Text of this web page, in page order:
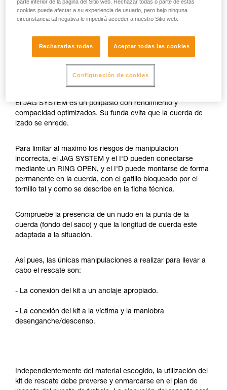
El JAG SYSTEM es un polipasto con rendimiento y
compacidad optimizados. Su funda evita que la cuerda de
izado se enrede.
Para limitar al máximo los riesgos de manipulación
incorrecta, el JAG SYSTEM y el I'D pueden conectarse
mediante un RING OPEN, y el I'D puede montarse de forma
permanente en la cuerda, con el gatillo bloqueado por el
tornillo tal y como se describe en la ficha técnica.
Compruebe la presencia de un nudo en la punta de la
cuerda (fondo del saco) y que la longitud de cuerda esté
adaptada a la situación.
Así pues, las únicas manipulaciones a realizar para llevar a
cabo el rescate son:
- La conexión del kit a un anclaje apropiado.
- La conexión del kit a la víctima y la maniobra
desenganche/descenso.
Independientemente del material escogido, la utilización del
kit de rescate debe preverse y enmarcarse en el plan de
parte inferior de la página del Sitio web. Rechazar todas o parte de estas
cookies puede afectar a su experiencia de usuario, pero bajo ninguna
circunstancia tal negativa le impedirá acceder a nuestro Sitio web.
Rechazarlas todas Aceptar todas las cookies
Configuración de cookies